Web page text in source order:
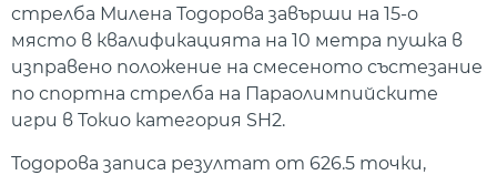
стрелба Милена Тодорова завърши на 15-о
място в квалификацията на 10 метра пушка в
изправено положение на смесеното състезание
по спортна стрелба на Параолимпийските
игри в Токио категория SH2.
Тодорова записа резултат от 626.5 точки,